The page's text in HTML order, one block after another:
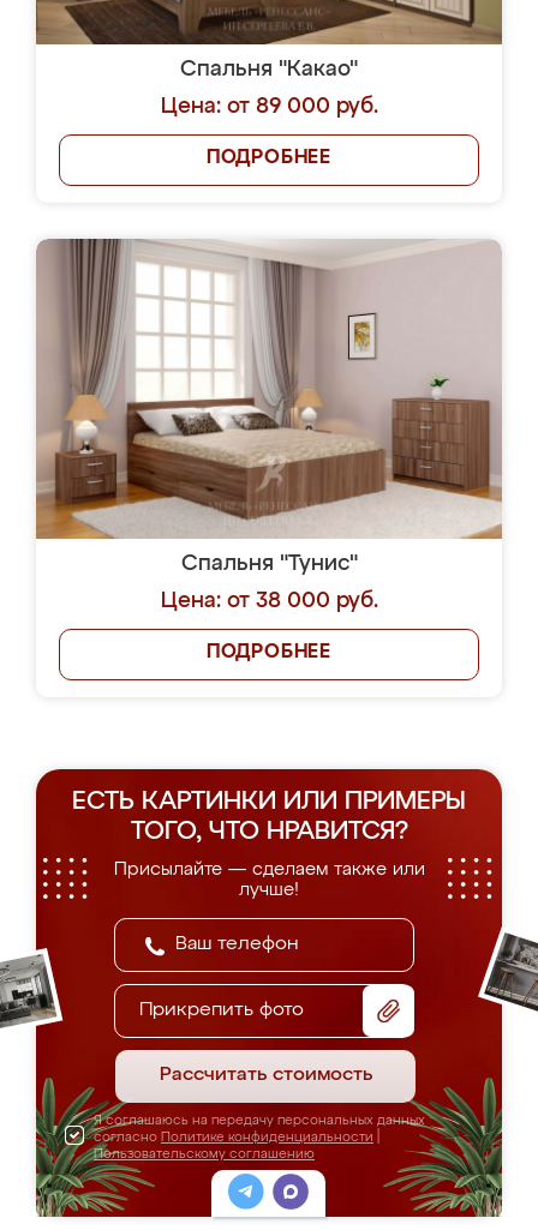
Спальня "Какао"
Цена: от 89 000 руб.
ПОДРОБНЕЕ
Спальня "Тунис"
Цена: от 38 000 руб.
ПОДРОБНЕЕ
ЕСТЬ КАРТИНКИ ИЛИ ПРИМЕРЫ
ТОГО, ЧТО НРАВИТСЯ?
Присылайте — сделаем также или
лучше!
Прикрепить фото
Рассчитать стоимость
Я соглашаюсь на передачу персональных данных
согласно Политике конфиденциальности
Пользовательскому соглашению